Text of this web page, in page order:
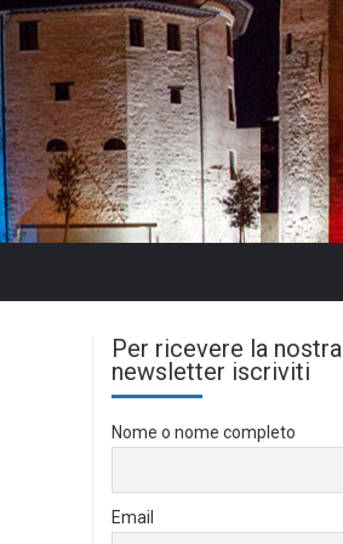
Per ricevere la nostra
newsletter iscriviti
Nome o nome completo
Email